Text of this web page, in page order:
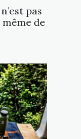
pas
de